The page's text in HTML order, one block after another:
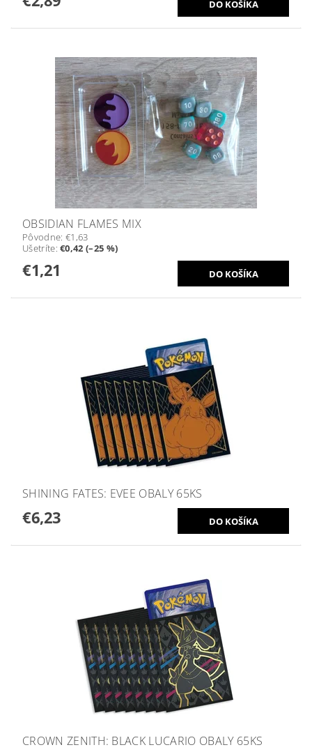
OBSIDIAN FLAMES MIX
Pôvodne: €1,63
Ušetríte:€0,42 (–25 %)
€1,21
SHINING FATES: EVEE OBALY 65KS
€6,23
CROWN ZENITH: BLACK LUCARIO OBALY 65KS